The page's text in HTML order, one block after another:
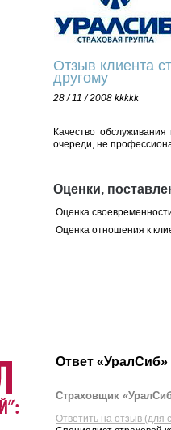
Отзыв клиента
другому
28 / 11 / 2008 kkkkk
Качество
очереди, не
Оценки,
Оценка
Оценка отношения к
Ответ
Страховщик
Ответить на отзыв (для